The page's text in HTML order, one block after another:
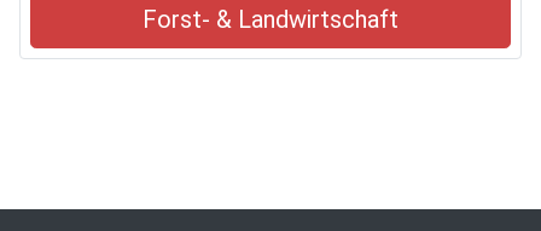
Forst- & Landwirtschaft